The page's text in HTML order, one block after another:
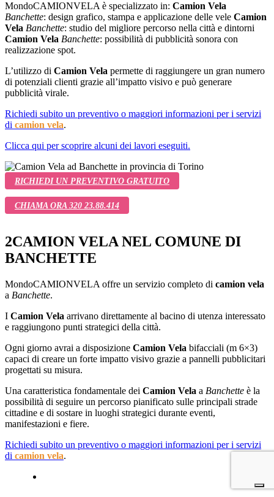
MondoCAMIONVELA è specializzato in: Camion Vela
Banchette: design grafico, stampa e applicazione delle vele Camion
Vela Banchette: studio del migliore percorso nella città e dintorni
Camion Vela Banchette: possibilità di pubblicità sonora con
realizzazione spot.
L’utilizzo di Camion Vela permette di raggiungere un gran numero
di potenziali clienti grazie all’impatto visivo e può generare
pubblicità virale.
Richiedi subito un preventivo o maggiori informazioni per i servizi
di camion vela.
Clicca qui per scoprire alcuni dei lavori eseguiti.
RICHIEDI UN PREVENTIVO GRATUITO
CHIAMA ORA 320 23.88.414
2CAMION VELA NEL COMUNE DI
BANCHETTE
MondoCAMIONVELA offre un servizio completo di camion vela
a Banchette.
I Camion Vela arrivano direttamente al bacino di utenza interessato
e raggiungono punti strategici della città.
Ogni giorno avrai a disposizione Camion Vela bifacciali (m 6×3)
capaci di creare un forte impatto visivo grazie a pannelli pubblicitari
progettati su misura.
Una caratteristica fondamentale dei Camion Vela a Banchette è la
possibilità di seguire un percorso pianificato sulle principali strade
cittadine e di sostare in luoghi strategici durante eventi,
manifestazioni e fiere.
Richiedi subito un preventivo o maggiori informazioni per i servizi
di camion vela.